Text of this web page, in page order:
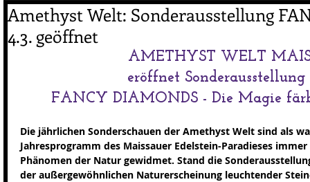
Amethyst Welt: Sonderausstellung
4.3. geöffnet
AMETHYST WELT
eröffnet Sonderausstellung
FANCY DIAMONDS - Die Magie
Die jährlichen Sonderschauen der Amethyst Welt sind als
Jahresprogramm des Maissauer Edelstein-Paradieses
Phänomen der Natur gewidmet. Stand die
der außergewöhnlichen Naturerscheinung leuchtender